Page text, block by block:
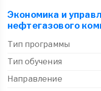
Экономика и
нефтегазового
Тип программы
Тип обучения
Направление